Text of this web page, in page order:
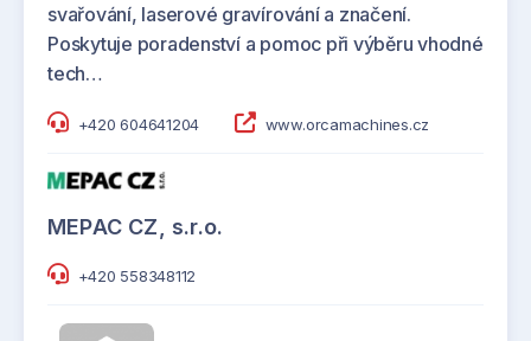
svařování, laserové gravírování a značení.
Poskytuje poradenství a pomoc při výběru vhodné
tech…
+420 604641204 www.orcamachines.cz
MEPAC CZ, s.r.o.
+420 558348112